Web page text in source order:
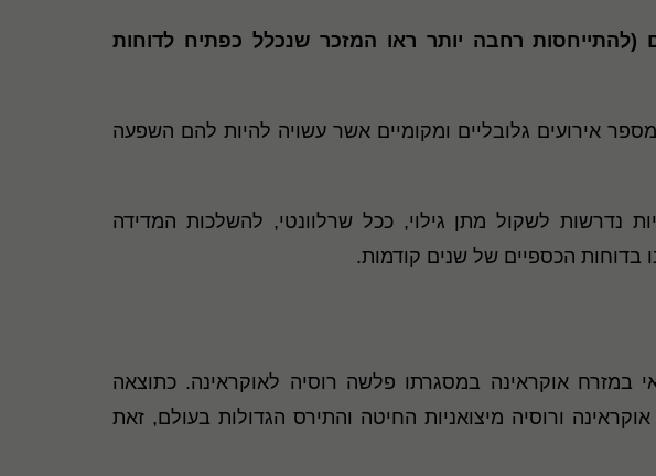
(להתייחסות רחבה יותר ראו המזכר שנכלל כפתיח לדוחות
התרחשו מספר אירועים גלובליים ומקומיים אשר עשויה להיות להם השפעה
נדרשות לשקול מתן גילוי, ככל שרלוונטי, להשלכות המדידה
בדוחות הכספיים של שנים קודמות.
על מבצע צבאי במזרח אוקראינה במסגרתו פלשה רוסיה לאוקראינה. כתוצאה
ורוסיה מיצואניות החיטה והתירס הגדולות בעולם, זאת